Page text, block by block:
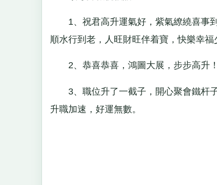
1、祝君高升運氣好，紫氣繚繞喜事到
順水行到老，人旺財旺伴着寶，快樂幸福
2、恭喜恭喜，鴻圖大展，步步高升！
3、職位升了一截子，開心聚會鐵杆子
升職加速，好運無數。